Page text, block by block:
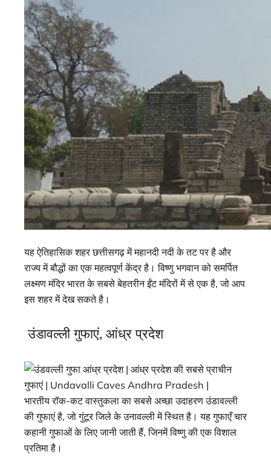
यह ऐतिहासिक शहर छत्तीसगढ़ में महानदी नदी के तट पर है और
राज्य में बौद्धों का एक महत्वपूर्ण केंद्र है। विष्णु भगवान को समर्पित
लक्ष्मण मंदिर भारत के सबसे बेहतरीन ईंट मंदिरों में से एक है, जो आप
इस शहर में देख सकते है।
उंडावल्ली गुफाएं, आंध्र प्रदेश
भारतीय रॉक-कट वास्तुकला का सबसे अच्छा उदाहरण उंडावल्ली
की गुफाएं है, जो गुंटूर जिले के उनावल्ली में स्थित है। यह गुफाएँ चार
कहानी गुफाओं के लिए जानी जाती हैं, जिनमें विष्णु की एक विशाल
प्रतिमा है।